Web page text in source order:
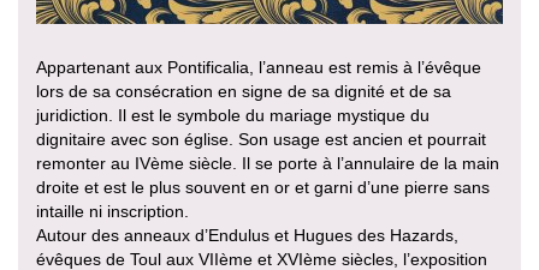
Appartenant aux Pontificalia, l’anneau est remis à l’évêque
lors de sa consécration en signe de sa dignité et de sa
juridiction. Il est le symbole du mariage mystique du
dignitaire avec son église. Son usage est ancien et pourrait
remonter au IVème siècle. Il se porte à l’annulaire de la main
droite et est le plus souvent en or et garni d’une pierre sans
intaille ni inscription.
Autour des anneaux d’Endulus et Hugues des Hazards,
évêques de Toul aux VIIème et XVIème siècles, l’exposition